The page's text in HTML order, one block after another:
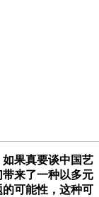
如果真要谈中国艺
来了一种以多元
可能性，这种可